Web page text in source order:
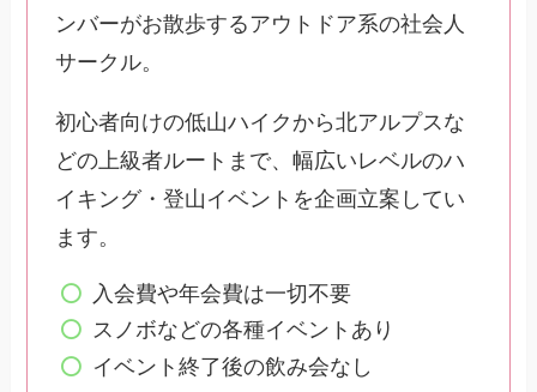
ンバーがお散歩するアウトドア系の社会人
サークル。
初心者向けの低山ハイクから北アルプスな
どの上級者ルートまで、幅広いレベルのハ
イキング・登山イベントを企画立案してい
ます。
入会費や年会費は一切不要
スノボなどの各種イベントあり
イベント終了後の飲み会なし